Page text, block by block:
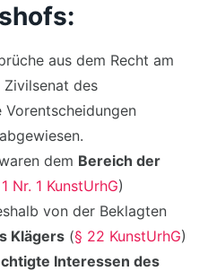
aus dem Recht am
Zivilsenat des
dem Bereich der
Nr. 1 KunstUrhG)
von der Beklagten
Klägers (§ 22 KunstUrhG)
Interessen des